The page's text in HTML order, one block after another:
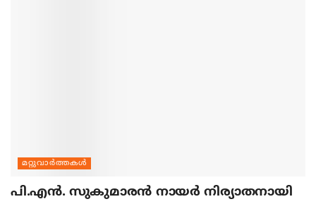
മറ്റുവാര്‍ത്തകള്‍
പി.എന്‍. സുകുമാരന്‍ നായര്‍ നിര്യാതനായി